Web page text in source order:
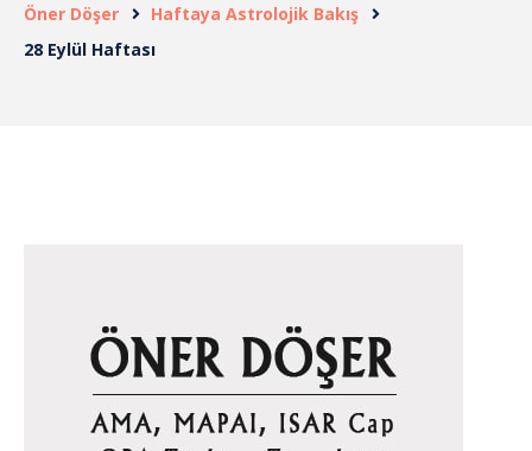
Öner Döşer
Haftaya Astrolojik Bakış
28 Eylül Haftası